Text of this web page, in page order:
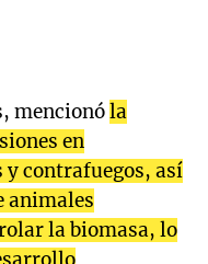
mencionóla
en
contrafuegos, así
animales
la biomasa, lo